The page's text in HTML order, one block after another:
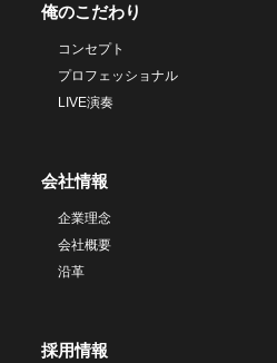
俺のこだわり
コンセプト
プロフェッショナル
LIVE演奏
会社情報
企業理念
会社概要
沿革
採用情報